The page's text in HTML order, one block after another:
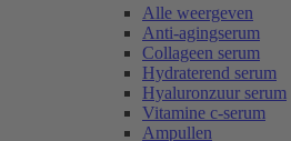
Alle weergeven
Anti-agingserum
Collageen serum
Hydraterend serum
Hyaluronzuur serum
Vitamine c-serum
Ampullen